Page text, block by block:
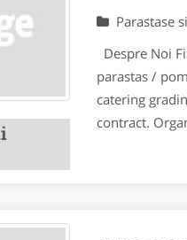
Parastase
Despre Noi
parastas /
catering
contract.